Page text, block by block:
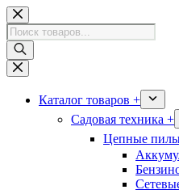
Перейти
к
сути
Поиск
товаров
Каталог товаров +
Садовая техника +
Цепные